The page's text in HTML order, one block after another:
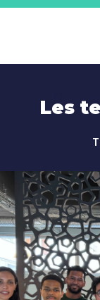
Les